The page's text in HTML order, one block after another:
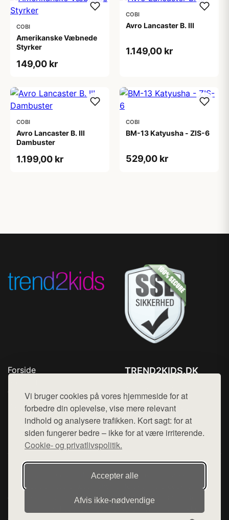
Vi bruger cookies på vores hjemmeside for at
forbedre din oplevelse, vise mere relevant
indhold og analysere trafikken. Kort sagt: for at
siden fungerer bedre – ikke for at være irriterende.
Cookie- og privatlivspolitik.
Accepter alle
Afvis ikke‑nødvendige
COBI
Amerikanske Væbnede
Styrker
149,00 kr
COBI
Avro Lancaster B. III
1.149,00 kr
COBI
Avro Lancaster B. III
Dambuster
1.199,00 kr
COBI
BM-13 Katyusha - ZIS-6
529,00 kr
Forside
Top Rabatter
Blog
Kontakt
TREND2KIDS.DK
Mail: hej@want.dk
Cookie- og privatlivspolitik
Denne side er en del af want.dk, der udgiver en række
hjemmesider med præsentation af forskellige produkter fra
diverse webshops. Der sælges ikke varer fra denne side - vi
henviser til de shops, som sælger varen. Vi har heller ikke